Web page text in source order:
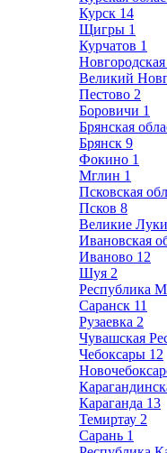
Курск 14
Щигры 1
Курчатов 1
Новгородская
Великий
Пестово 2
Боровичи 1
Брянская
Брянск 9
Фокино 1
Мглин 1
Псковская
Псков 8
Великие Луки
Ивановская
Иваново 12
Шуя 2
Республика
Саранск 11
Рузаевка 2
Чувашская
Чебоксары 12
Караганда 13
Темиртау 2
Сарань 1